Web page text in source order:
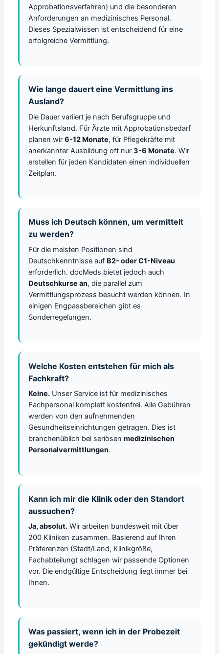
Approbationsverfahren) und die besonderen
Anforderungen an medizinisches Personal.
Dieses Spezialwissen ist entscheidend für eine
erfolgreiche Vermittlung.
Wie lange dauert eine Vermittlung ins
Ausland?
Die Dauer variiert je nach Berufsgruppe und
Herkunftsland. Für Ärzte mit Approbationsbedarf
planen wir 6-12 Monate, für Pflegekräfte mit
anerkannter Ausbildung oft nur 3-6 Monate. Wir
erstellen für jeden Kandidaten einen individuellen
Zeitplan.
Muss ich Deutsch können, um vermittelt
zu werden?
Für die meisten Positionen sind
Deutschkenntnisse auf B2- oder C1-Niveau
erforderlich. docMeds bietet jedoch auch
Deutschkurse an, die parallel zum
Vermittlungsprozess besucht werden können. In
einigen Engpassbereichen gibt es
Sonderregelungen.
Welche Kosten entstehen für mich als
Fachkraft?
Keine.Unser Service ist für medizinisches
Fachpersonal komplett kostenfrei. Alle Gebühren
werden von den aufnehmenden
Gesundheitseinrichtungen getragen. Dies ist
branchenüblich bei seriösen medizinischen
Personalvermittlungen.
Kann ich mir die Klinik oder den Standort
aussuchen?
Ja, absolut.Wir arbeiten bundesweit mit über
200 Kliniken zusammen. Basierend auf Ihren
Präferenzen (Stadt/Land, Klinikgröße,
Fachabteilung) schlagen wir passende Optionen
vor. Die endgültige Entscheidung liegt immer bei
Ihnen.
Was passiert, wenn ich in der Probezeit
gekündigt werde?